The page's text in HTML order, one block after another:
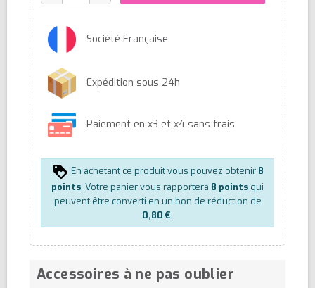
Société Française
Expédition sous 24h
Paiement en x3 et x4 sans frais
En achetant ce produit vous pouvez obtenir 8
points. Votre panier vous rapportera 8 points qui
peuvent être converti en un bon de réduction de
0,80 €.
Accessoires à ne pas oublier